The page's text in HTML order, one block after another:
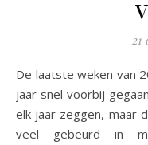
21
De laatste weken van 2018 zijn begonnen. Wow, wat is dit
jaar snel voorbij
elk jaar zeggen, maar
veel gebeurd in